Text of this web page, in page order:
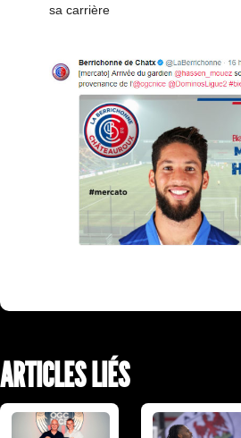
sa carrière
ARTICLES LIÉS